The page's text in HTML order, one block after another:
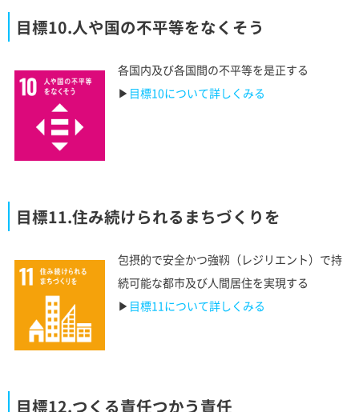
目標10.人や国の不平等をなくそう
各国内及び各国間の不平等を是正する
▶︎ 目標10について詳しくみる
目標11.住み続けられるまちづくりを
包摂的で安全かつ強靱（レジリエント）で持
続可能な都市及び人間居住を実現する
▶︎ 目標11について詳しくみる
目標12.つくる責任つかう責任